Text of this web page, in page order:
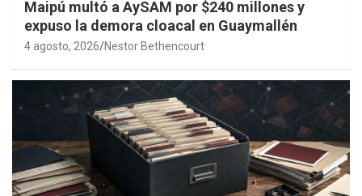
Maipú multó a AySAM por $240 millones y
expuso la demora cloacal en Guaymallén
4 agosto, 2026 Nestor Bethencourt